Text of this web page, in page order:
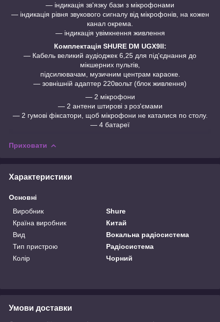
— індикація зв'язку бази з мікрофонами
— індикація рівня звукового сигналу від мікрофонів, на кожен
канал окрема.
— індикація увімкнення живлення
Комплектація SHURE DM UGX9II:
― Кабель великий аудіоджек 6,25 для під'єднання до
мікшерних пультів,
підсилювачам, музичним центрам караоке.
― зовнішній адаптер 220вольт (блок живлення)
― 2 мікрофони
― 2 антени штирові з роз'ємами
― 2 гумові фіксатори, щоб мікрофони не каталися по столу.
― 4 батареї
Приховати
Характеристики
Основні
Виробник
Shure
Країна виробник
Китай
Вид
Вокальна радіосистема
Тип пристрою
Радіосистема
Колір
Чорний
Умови доставки